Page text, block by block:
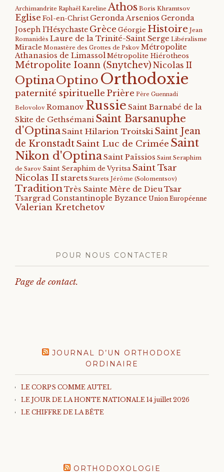
Archimandrite Raphaël Kareline Athos Boris Khramtsov
Eglise Fol-en-Christ Geronda Arsenios Geronda
Joseph l'Hésychaste Grèce Géorgie Histoire Jean
Romanidès Laure de la Trinité-Saint Serge Libéralisme
Miracle Monastère des Grottes de Pskov Métropolite
Athanasios de Limassol Métropolite Hiérotheos
Métropolite Ioann (Snytchev) Nicolas II
OptinaOptino Orthodoxie
paternité spirituelle Prière Père Guennadi
Belovolov Romanov Russie Saint Barnabé de la
Skite de Gethsémani Saint Barsanuphe
d'OptinaSaint Hilarion Troitski Saint Jean
de KronstadtSaint Luc de Crimée Saint
Nikon d'OptinaSaint Païssios Saint Seraphim
de Sarov Saint Seraphim de Vyritsa Saint Tsar
Nicolas II starets Starets Jérôme (Solomentsov)
TraditionTrès Sainte Mère de DieuTsar
Tsargrad Constantinople Byzance Union Européenne
Valerian Kretchetov
POUR NOUS CONTACTER
Page de contact.
JOURNAL D’UN ORTHODOXE
ORDINAIRE
LE CORPS COMME AUTEL
LE JOUR DE LA HONTE NATIONALE 14 juillet 2026
LE CHIFFRE DE LA BÊTE
ORTHODOXOLOGIE